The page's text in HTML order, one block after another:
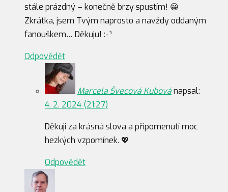
stále prázdný – konečně brzy spustím! 😀
Zkrátka, jsem Tvým naprosto a navždy oddaným
fanouškem… Děkuju! :-*
Odpovědět
Marcela Švecová Kubovánapsal:
4. 2. 2024 (21:27)
Děkuji za krásná slova a připomenutí moc
hezkých vzpomínek. 💖
Odpovědět